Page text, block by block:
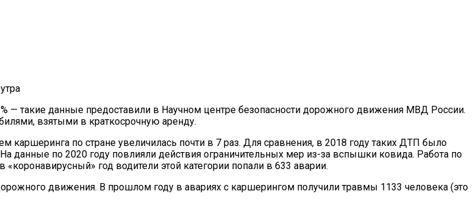
— такие данные предоставили в Научном центре безопасности дорожного движения МВД России.
взятыми в краткосрочную аренду.
каршеринга по стране увеличилась почти в 7 раз. Для сравнения, в 2018 году таких ДТП было
данные по 2020 году повлияли действия ограничительных мер из-за вспышки ковида. Работа по
год водители этой категории попали в 633 аварии.
движения. В прошлом году в авариях с каршерингом получили травмы 1133 человека (это